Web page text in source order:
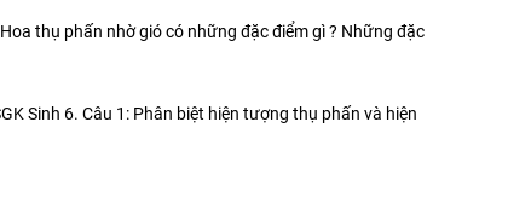
thụ phấn nhờ gió có những đặc điểm gì ? Những đặc
Sinh 6. Câu 1: Phân biệt hiện tượng thụ phấn và hiện